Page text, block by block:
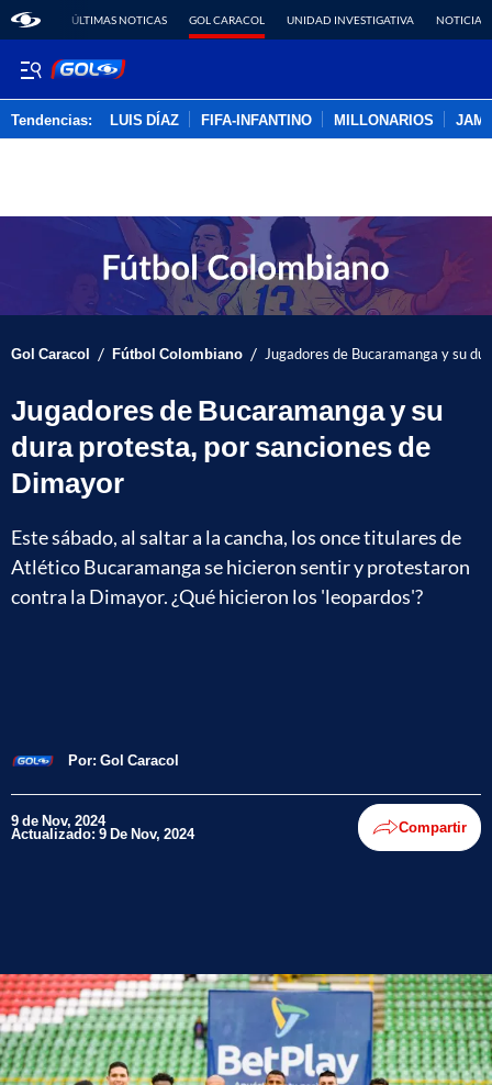
ÚLTIMAS NOTICAS GOL CARACOL UNIDAD INVESTIGATIVA NOTICIAS
Tendencias: LUIS DÍAZ FIFA-INFANTINO MILLONARIOS
Gol Caracol / Fútbol Colombiano / Jugadores de Bucaramanga y su
Jugadores de Bucaramanga y su
dura protesta, por sanciones de
Dimayor
Este sábado, al saltar a la cancha, los once titulares de
Atlético Bucaramanga se hicieron sentir y protestaron
contra la Dimayor. ¿Qué hicieron los 'leopardos'?
Por: Gol Caracol
9 de Nov, 2024
Actualizado: 9 De Nov, 2024 Compartir